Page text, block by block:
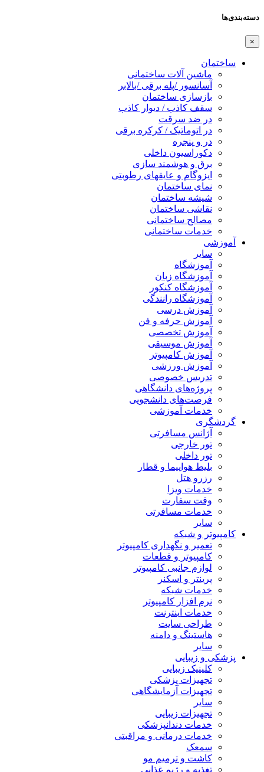
دسته‌بندی‌ها
×
ساختمان
ماشین آلات ساختمانی
آسانسور /پله برقی /بالابر
بازسازی ساختمان
سقف کاذب / دیوار کاذب
در ضد سرقت
در اتوماتیک / کرکره برقی
در و پنجره
دکوراسیون داخلی
برق و هوشمند سازی
ایزوگام و عایقهای رطوبتی
نمای ساختمان
شیشه ساختمان
نقاشی ساختمان
مصالح ساختمانی
خدمات ساختمانی
آموزشی
سایر
آموزشگاه
آموزشگاه زبان
آموزشگاه کنکور
آموزشگاه رانندگی
آموزش درسی
آموزش حرفه و فن
آموزش تخصصی
آموزش موسیقی
آموزش کامپیوتر
آموزش ورزشی
تدریس خصوصی
پروژه‌های دانشگاهی
فرصت‌های دانشجویی
خدمات آموزشی
گردشگری
آژانس مسافرتی
تور خارجی
تور داخلی
بلیط هواپیما و قطار
رزرو هتل
خدمات ویزا
وقت سفارت
خدمات مسافرتی
سایر
کامپیوتر و شبکه
تعمیر و نگهداری کامپیوتر
کامپیوتر و قطعات
لوازم جانبی کامپیوتر
پرینتر و اسکنر
خدمات شبکه
نرم افزار کامپیوتر
خدمات اینترنت
طراحی سایت
هاستینگ و دامنه
سایر
پزشکی و زیبایی
کلینیک زیبایی
تجهیزات پزشکی
تجهیزات آزمایشگاهی
سایر
تجهیزات زیبایی
خدمات دندانپزشکی
خدمات درمانی و مراقبتی
سمعک
کاشت و ترمیم مو
تغذیه و رژیم غذایی